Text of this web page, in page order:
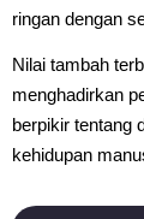
ringan dengan
Nilai tambah
menghadirkan
berpikir tentang
kehidupan